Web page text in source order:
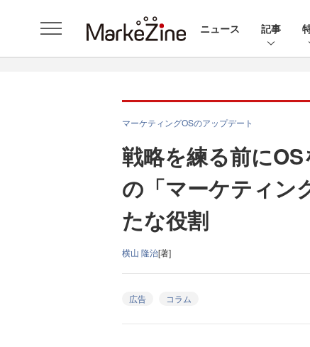
ニュース 記事
マーケティングOSのアップデート
戦略を練る前に
の「マーケティン
たな役割
横山 隆治[著]
広告 コラム